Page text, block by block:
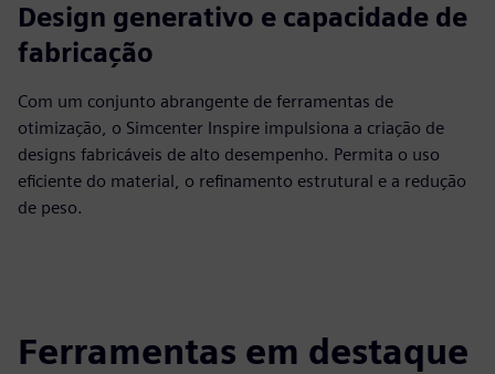
Design generativo e capacidade de
fabricação
Com um conjunto abrangente de ferramentas de
otimização, o Simcenter Inspire impulsiona a criação de
designs fabricáveis de alto desempenho. Permita o uso
eficiente do material, o refinamento estrutural e a redução
de peso.
Ferramentas em destaque